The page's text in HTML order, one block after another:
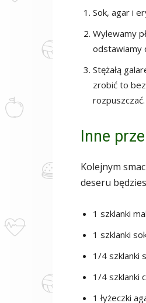
Sok, agar i
Wylewamy
odstawiamy
Stężałą
zrobić to
rozpuszczać.
Inne
Kolejnym
deseru
1 szklanki
1 szklanki
1/4 szklanki
1/4 szklanki
1 łyżeczki